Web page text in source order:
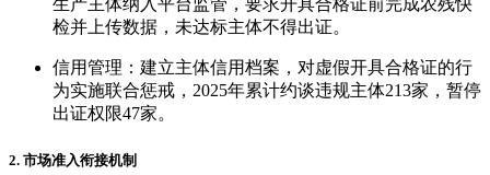
生产主体纳入平台监管，要求开具合格证前完成农残快
检并上传数据，未达标主体不得出证。
信用管理：建立主体信用档案，对虚假开具合格证的行
为实施联合惩戒，2025年累计约谈违规主体213家，暂停
出证权限47家。
2. 市场准入衔接机制